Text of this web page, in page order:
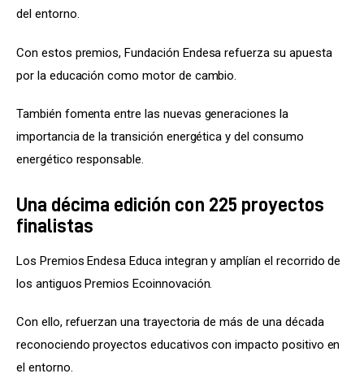
del entorno.
Con estos premios, Fundación Endesa refuerza su apuesta
por la educación como motor de cambio.
También fomenta entre las nuevas generaciones la
importancia de la transición energética y del consumo
energético responsable.
Una décima edición con 225 proyectos
finalistas
Los Premios Endesa Educa integran y amplían el recorrido de
los antiguos Premios Ecoinnovación.
Con ello, refuerzan una trayectoria de más de una década
reconociendo proyectos educativos con impacto positivo en
el entorno.